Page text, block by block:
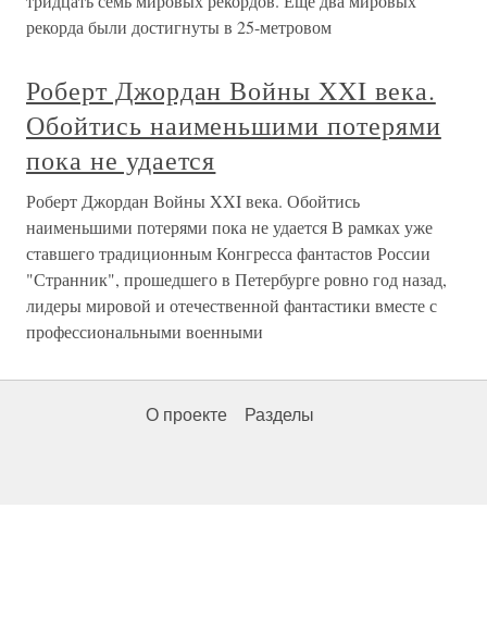
рекорда были достигнуты в 25-метровом
Роберт Джордан Войны XXI века.
Обойтись наименьшими потерями
пока не удается
Роберт Джордан Войны XXI века. Обойтись
наименьшими потерями пока не удается В рамках уже
ставшего традиционным Конгресса фантастов России
"Странник", прошедшего в Петербурге ровно год назад,
лидеры мировой и отечественной фантастики вместе с
профессиональными военными
О проекте Разделы